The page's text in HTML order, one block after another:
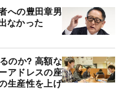
への豊田章男
なかった
のか? 高額な
アドレスの座
生産性を上げ